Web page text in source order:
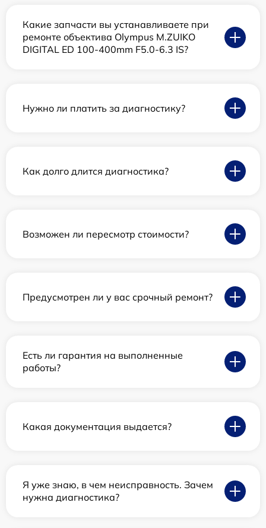
Какие запчасти вы устанавливаете при
ремонте объектива Olympus M.ZUIKO
DIGITAL ED 100-400mm F5.0-6.3 IS?
Нужно ли платить за диагностику?
Как долго длится диагностика?
Возможен ли пересмотр стоимости?
Предусмотрен ли у вас срочный ремонт?
Есть ли гарантия на выполненные
работы?
Какая документация выдается?
Я уже знаю, в чем неисправность. Зачем
нужна диагностика?